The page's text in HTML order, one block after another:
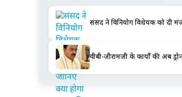
संसद ने विनियोग विधेयक को दी
वीबी-जीरामजी के कार्यों की अब